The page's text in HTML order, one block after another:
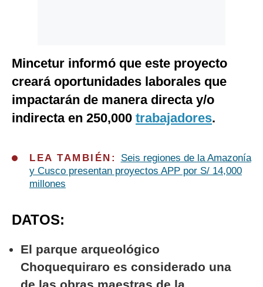
Mincetur informó que este proyecto
creará oportunidades laborales que
impactarán de manera directa y/o
indirecta en 250,000 trabajadores.
LEA TAMBIÉN: Seis regiones de la Amazonía
y Cusco presentan proyectos APP por S/ 14,000
millones
DATOS:
El parque arqueológico
Choquequiraro es considerado una